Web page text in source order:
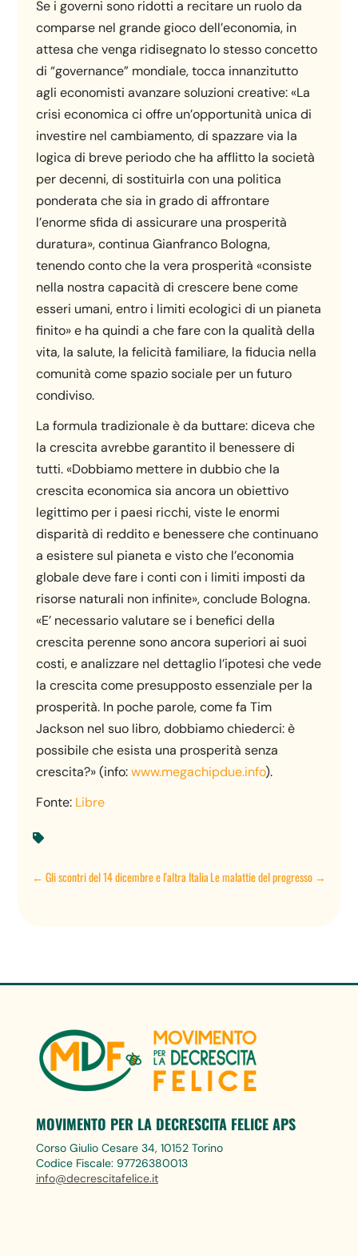
Se i governi sono ridotti a recitare un ruolo da
comparse nel grande gioco dell’economia, in
attesa che venga ridisegnato lo stesso concetto
di “governance” mondiale, tocca innanzitutto
agli economisti avanzare soluzioni creative: «La
crisi economica ci offre un’opportunità unica di
investire nel cambiamento, di spazzare via la
logica di breve periodo che ha afflitto la società
per decenni, di sostituirla con una politica
ponderata che sia in grado di affrontare
l’enorme sfida di assicurare una prosperità
duratura», continua Gianfranco Bologna,
tenendo conto che la vera prosperità «consiste
nella nostra capacità di crescere bene come
esseri umani, entro i limiti ecologici di un pianeta
finito» e ha quindi a che fare con la qualità della
vita, la salute, la felicità familiare, la fiducia nella
comunità come spazio sociale per un futuro
condiviso.
La formula tradizionale è da buttare: diceva che
la crescita avrebbe garantito il benessere di
tutti. «Dobbiamo mettere in dubbio che la
crescita economica sia ancora un obiettivo
legittimo per i paesi ricchi, viste le enormi
disparità di reddito e benessere che continuano
a esistere sul pianeta e visto che l’economia
globale deve fare i conti con i limiti imposti da
risorse naturali non infinite», conclude Bologna.
«E’ necessario valutare se i benefici della
crescita perenne sono ancora superiori ai suoi
costi, e analizzare nel dettaglio l’ipotesi che vede
la crescita come presupposto essenziale per la
prosperità. In poche parole, come fa Tim
Jackson nel suo libro, dobbiamo chiederci: è
possibile che esista una prosperità senza
crescita?» (info:www.megachipdue.info).
Fonte: Libre

←Gli scontri del 14 dicembre e l'altra ItaliaLe malattie del progresso→
MOVIMENTO PER LA DECRESCITA FELICE APS
Corso Giulio Cesare 34, 10152 Torino
Codice Fiscale: 97726380013
info@decrescitafelice.it